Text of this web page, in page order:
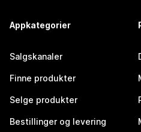
Appkategorier
Salgskanaler
Finne produkter
Selge produkter
Bestillinger og levering